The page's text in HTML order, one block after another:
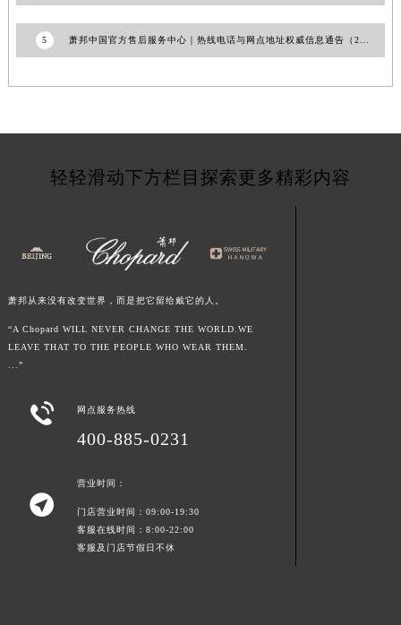
5
轻轻滑动下方栏目探索更多精彩内容
萧邦从来没有改变世界，而是把它留给戴它的人。
“A Chopard WILL NEVER CHANGE THE WORLD.WE
LEAVE THAT TO THE PEOPLE WHO WEAR THEM.
...”
 网点服务热线
400-885-0231

营业时间：
门店营业时间：09:00-19:30
客服在线时间：8:00-22:00
客服及门店节假日不休